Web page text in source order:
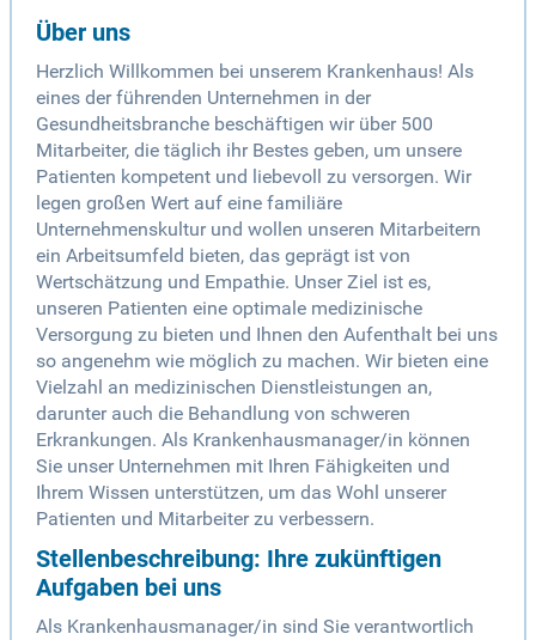
Über uns
Herzlich Willkommen bei unserem Krankenhaus! Als
eines der führenden Unternehmen in der
Gesundheitsbranche beschäftigen wir über 500
Mitarbeiter, die täglich ihr Bestes geben, um unsere
Patienten kompetent und liebevoll zu versorgen. Wir
legen großen Wert auf eine familiäre
Unternehmenskultur und wollen unseren Mitarbeitern
ein Arbeitsumfeld bieten, das geprägt ist von
Wertschätzung und Empathie. Unser Ziel ist es,
unseren Patienten eine optimale medizinische
Versorgung zu bieten und Ihnen den Aufenthalt bei uns
so angenehm wie möglich zu machen. Wir bieten eine
Vielzahl an medizinischen Dienstleistungen an,
darunter auch die Behandlung von schweren
Erkrankungen. Als Krankenhausmanager/in können
Sie unser Unternehmen mit Ihren Fähigkeiten und
Ihrem Wissen unterstützen, um das Wohl unserer
Patienten und Mitarbeiter zu verbessern.
Stellenbeschreibung: Ihre zukünftigen
Aufgaben bei uns
Als Krankenhausmanager/in sind Sie verantwortlich